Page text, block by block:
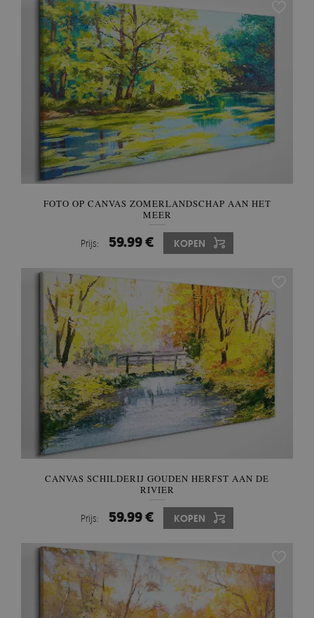
FOTO OP CANVAS ZOMERLANDSCHAP AAN HET
MEER
Prijs: 59.99 € KOPEN
CANVAS SCHILDERIJ GOUDEN HERFST AAN DE
RIVIER
Prijs: 59.99 € KOPEN